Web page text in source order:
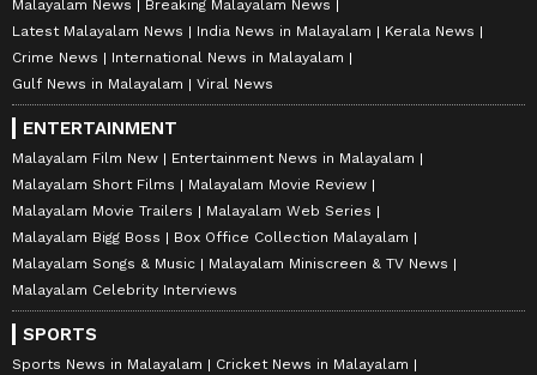
Malayalam News
Breaking Malayalam News
Latest Malayalam News
India News in Malayalam
Kerala News
Crime News
International News in Malayalam
Gulf News in Malayalam
Viral News
ENTERTAINMENT
Malayalam Film New
Entertainment News in Malayalam
Malayalam Short Films
Malayalam Movie Review
Malayalam Movie Trailers
Malayalam Web Series
Malayalam Bigg Boss
Box Office Collection Malayalam
Malayalam Songs & Music
Malayalam Miniscreen & TV News
Malayalam Celebrity Interviews
SPORTS
Sports News in Malayalam
Cricket News in Malayalam